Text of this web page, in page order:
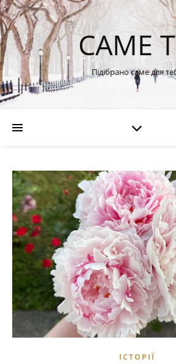
САМЕ
Підібрано саме для
ІСТОРІЇ